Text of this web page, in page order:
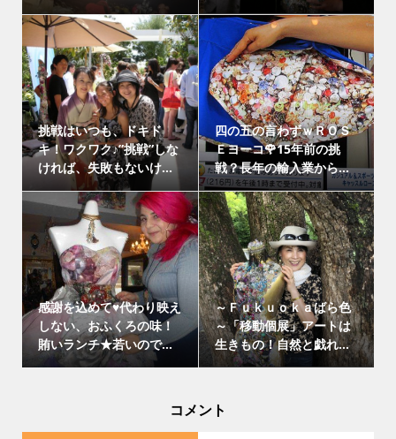
挑戦はいつも、ドキド
キ！ワクワク♪”挑戦”しな
ければ、失敗もないけ...
四の五の言わずｗＲＯＳ
Ｅヨーコ🌹15年前の挑
戦？長年の輸入業から...
感謝を込めて♥代わり映え
しない、おふくろの味！
賄いランチ★若いので...
～Ｆｕｋｕｏｋａばら色
～「移動個展」アートは
生きもの！自然と戯れ...
コメント